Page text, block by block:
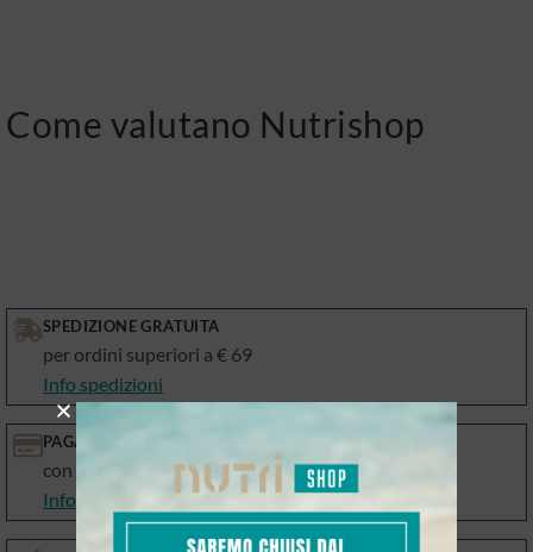
Come valutano Nutrishop
SPEDIZIONE GRATUITA
per ordini superiori a € 69
Info spedizioni
PAGAMENTI SICURI
con le migliori piattaforme
Info Metodi di pagamento